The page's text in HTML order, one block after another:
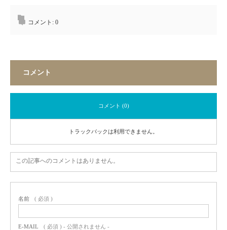
コメント: 0
コメント
コメント (0)
トラックバックは利用できません。
この記事へのコメントはありません。
名前 ( 必須 )
E-MAIL ( 必須 ) - 公開されません -